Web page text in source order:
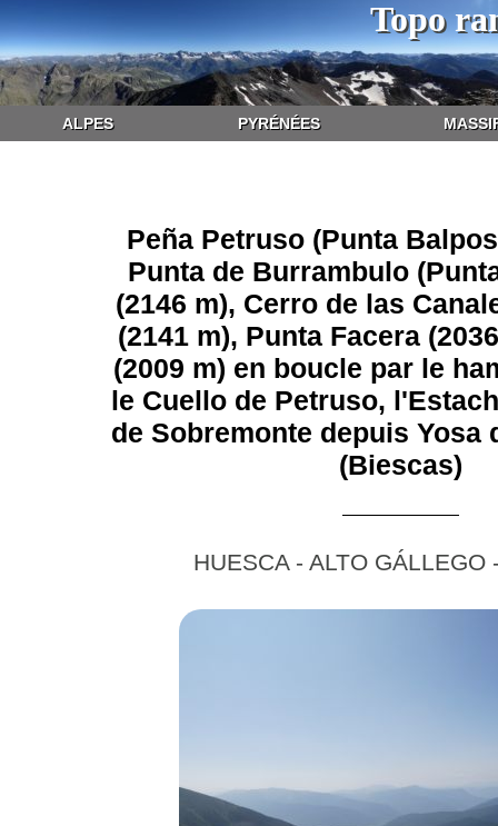
Topo
ALPES PYRÉNÉES
Peña Petruso (Punta
Punta de Burrambulo
(2146 m), Cerro de las
(2141 m), Punta Facera
(2009 m) en boucle par le
le Cuello de Petruso,
de Sobremonte depuis Yosa
(Biescas)
HUESCA - ALTO GÁLLEGO